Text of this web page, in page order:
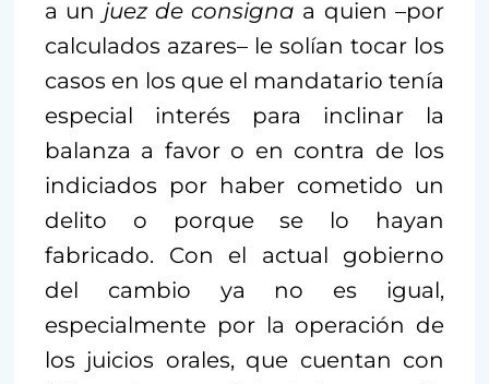
a un juez de consigna a quien –por
calculados azares– le solían tocar los
casos en los que el mandatario tenía
especial interés para inclinar la
balanza a favor o en contra de los
indiciados por haber cometido un
delito o porque se lo hayan
fabricado. Con el actual gobierno
del cambio ya no es igual,
especialmente por la operación de
los juicios orales, que cuentan con